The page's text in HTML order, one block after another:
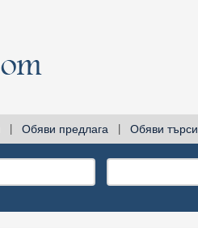
Обяви предлага Обяви търси